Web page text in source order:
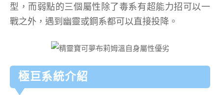
型，而弱點的三個屬性除了毒系有超能力招可以一
戰之外，遇到幽靈或鋼系都可以直接投降。
極巨系統介紹